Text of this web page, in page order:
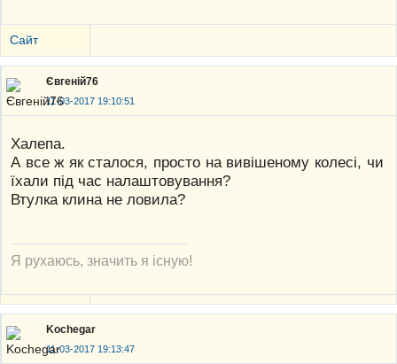
Сайт
Євгеній76
11-03-2017 19:10:51
Халепа.
А все ж як сталося, просто на вивішеному колесі, чи
їхали під час налаштовування?
Втулка клина не ловила?
Я рухаюсь, значить я існую!
Kochegar
11-03-2017 19:13:47